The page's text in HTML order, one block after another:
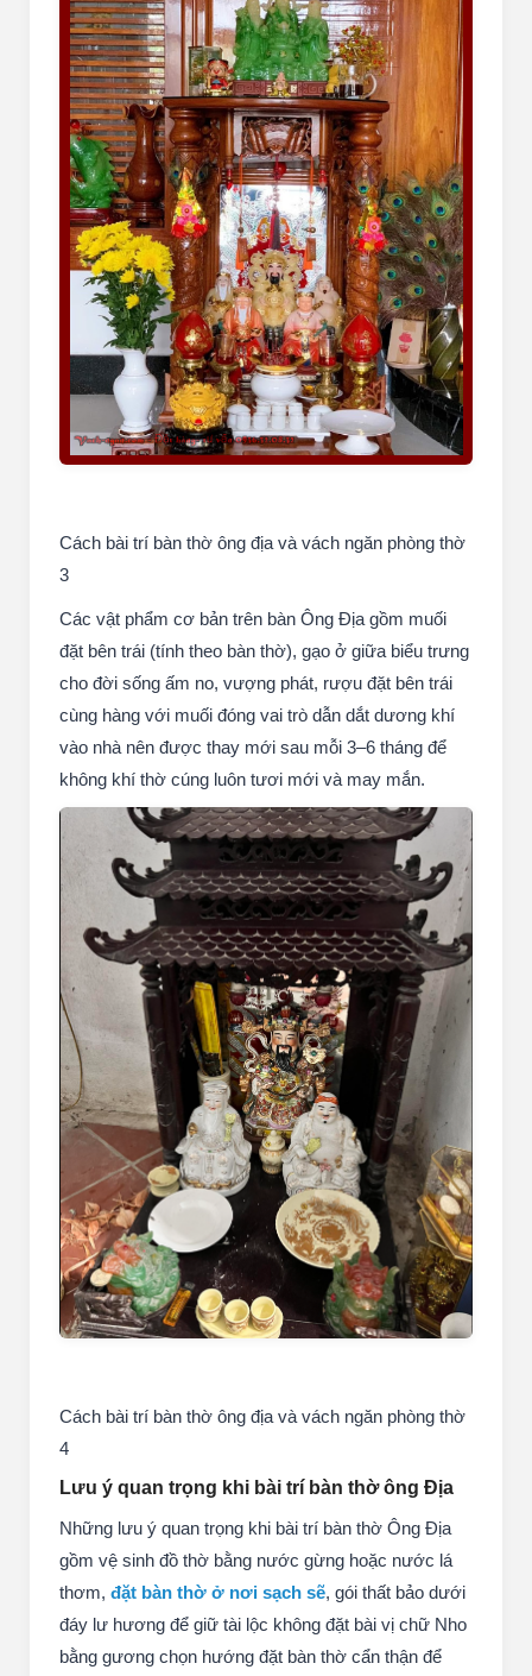
Cách bài trí bàn thờ ông địa và vách ngăn phòng thờ
3
Các vật phẩm cơ bản trên bàn Ông Địa gồm muối
đặt bên trái (tính theo bàn thờ), gạo ở giữa biểu trưng
cho đời sống ấm no, vượng phát, rượu đặt bên trái
cùng hàng với muối đóng vai trò dẫn dắt dương khí
vào nhà nên được thay mới sau mỗi 3–6 tháng để
không khí thờ cúng luôn tươi mới và may mắn.
Cách bài trí bàn thờ ông địa và vách ngăn phòng thờ
4
Lưu ý quan trọng khi bài trí bàn thờ ông Địa
Những lưu ý quan trọng khi bài trí bàn thờ Ông Địa
gồm vệ sinh đồ thờ bằng nước gừng hoặc nước lá
thơm, đặt bàn thờ ở nơi sạch sẽ, gói thất bảo dưới
đáy lư hương để giữ tài lộc không đặt bài vị chữ Nho
bằng gương chọn hướng đặt bàn thờ cẩn thận để